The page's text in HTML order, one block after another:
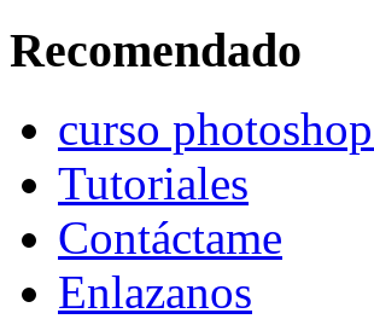
Recomendado
curso
Tutoriales
Contáctame
Enlazanos